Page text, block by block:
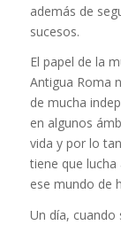
además de
sucesos.
El papel de la
Antigua Roma
de mucha
en algunos
vida y por lo
tiene que lucha
ese mundo de
Un día, cuando